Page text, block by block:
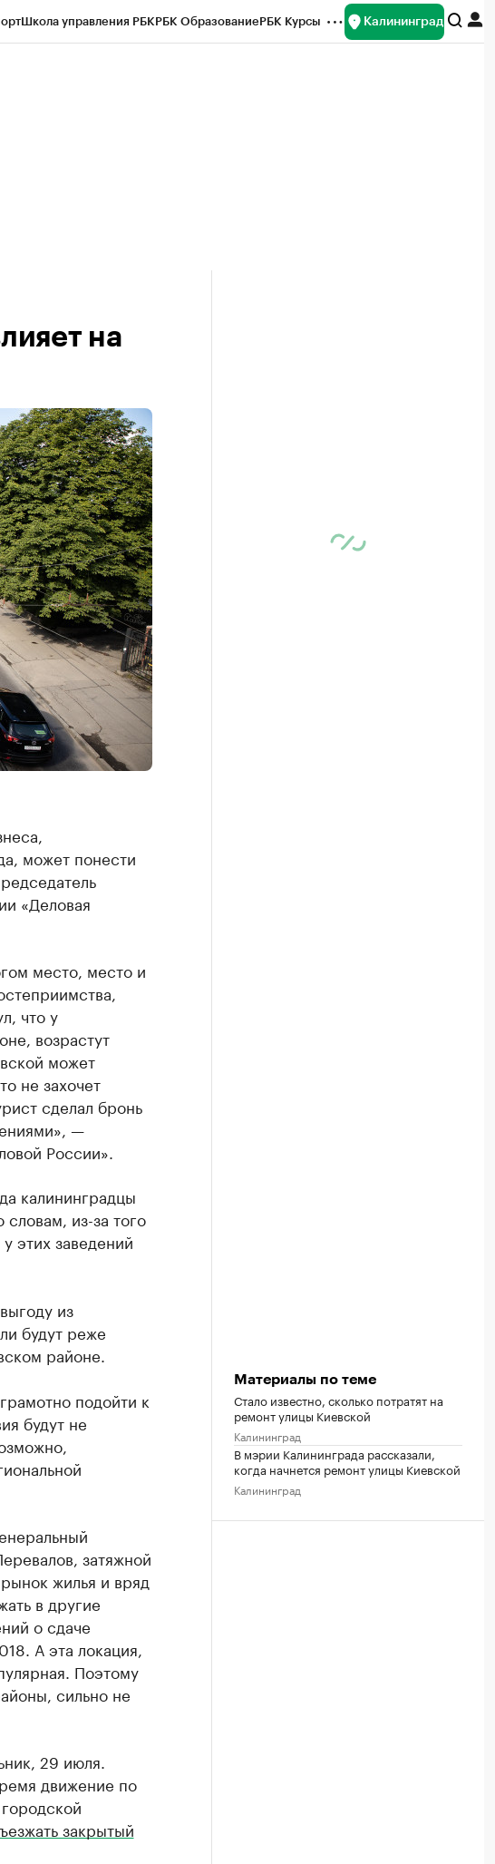
Школа управления РБКРБК ОбразованиеРБК Курсы Калининград
на
может понести
«Деловая
место, место и
что у
возрастут
может
не захочет
сделал бронь
—
России».
калининградцы
из-за того
этих заведений
из
будут реже
районе.
подойти к
будут не
затяжной
жилья и вряд
в другие
о сдаче
А эта локация,
Поэтому
сильно не
29 июля.
движение по
закрытый
Материалы по теме
Стало известно, сколько потратят на
ремонт улицы Киевской
Калининград
В мэрии Калининграда рассказали,
когда начнется ремонт улицы Киевской
Калининград